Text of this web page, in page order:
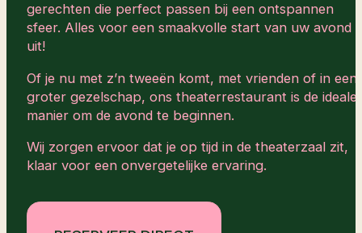
gerechten die perfect passen bij een ontspannen
sfeer. Alles voor een smaakvolle start van uw avond
uit!
Of je nu met z’n tweeën komt, met vrienden of in een
groter gezelschap, ons theaterrestaurant is de ideale
manier om de avond te beginnen.
Wij zorgen ervoor dat je op tijd in de theaterzaal zit,
klaar voor een onvergetelijke ervaring.